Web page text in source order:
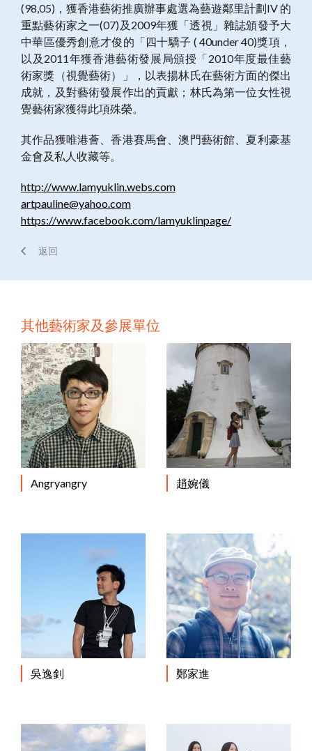
(98,05)，獲香港藝術推廣辦事處選為藝遊鄰里計劃IV 的
重點藝術家之一(07)及2009年獲「透視」雜誌頒發予大
中華區優秀創意才俊的「四十驕子 ( 40under 40)獎項，
以及2011年獲香港藝術發展局頒授「2010年度最佳藝
術家獎（視覺藝術）」，以表揚林氏在藝術方面的傑出
成就，及對藝術發展作出的貢獻；林氏為第一位女性視
覺藝術家獲得此項殊榮。
其作品獲唯港薈、香港賽馬會、澳門藝術館、夏利豪基
金會及私人收藏等。
http://www.lamyuklin.webs.com
artpauline@yahoo.com
https://www.facebook.com/lamyuklinpage/
返回
其他藝術家及參展單位
Angryangry 趙婉儀
吳逸釗 鄭家進